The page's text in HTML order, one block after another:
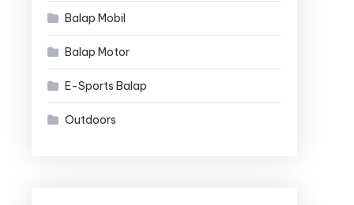
Balap Mobil
Balap Motor
E-Sports Balap
Outdoors